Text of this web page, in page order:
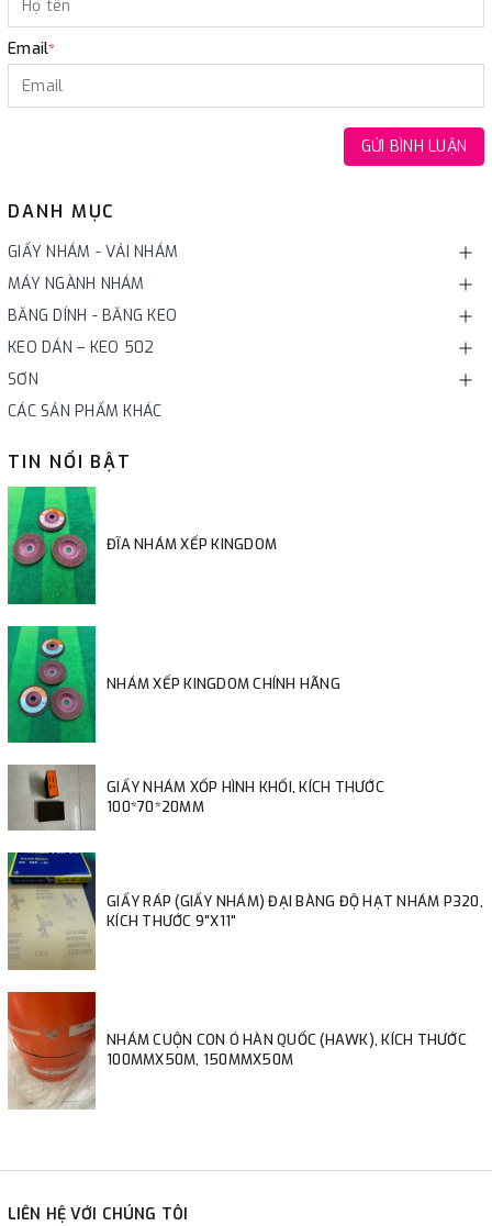
DANH MỤC
GIẤY NHÁM - VẢI NHÁM
MÁY NGÀNH NHÁM
BĂNG DÍNH - BĂNG KEO
KEO DÁN – KEO 502
SƠN
CÁC SẢN PHẨM KHÁC
TIN NỔI BẬT
ĐĨA NHÁM XẾP KINGDOM
NHÁM XẾP KINGDOM CHÍNH HÃNG
GIẤY NHÁM XỐP HÌNH KHỐI, KÍCH THƯỚC
100*70*20MM
GIẤY RÁP (GIẤY NHÁM) ĐẠI BÀNG ĐỘ HẠT NHÁM P320,
KÍCH THƯỚC 9"X11"
NHÁM CUỘN CON Ó HÀN QUỐC (HAWK), KÍCH THƯỚC
100MMX50M, 150MMX50M
Email*
GỬI BÌNH LUẬN
LIÊN HỆ VỚI CHÚNG TÔI